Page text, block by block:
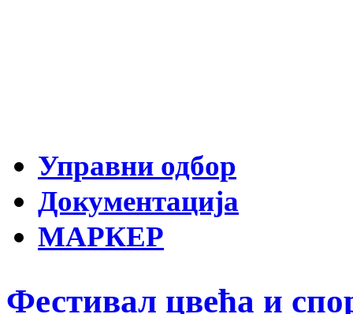
Управни одбор
Документација
МАРКЕР
Фестивал цвећа и